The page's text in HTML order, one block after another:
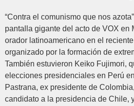
“Contra el comunismo que nos
pantalla gigante del acto de VOX en
orador latinoamericano en el reciente
organizado por la formación de
También estuvieron Keiko Fujimori,
elecciones presidenciales en Perú
Pastrana, ex presidente de
candidato a la presidencia de Chile,